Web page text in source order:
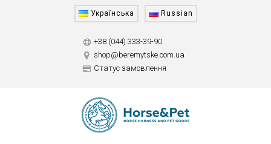
Українська Russian
+38 (044) 333-39-90
shop@beremytske.com.ua
Статус замовлення